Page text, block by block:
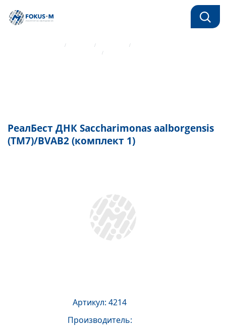
РеалБест ДНК Saccharimonas aalborgensis
(TM7)/BVAB2 (комплект 1)
Артикул: 4214
Производитель: